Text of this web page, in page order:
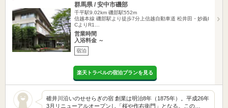
群馬県 / 安中市磯部
千平駅9.02km 磯部駅552m
信越本線 磯部駅より徒歩7分上信越自動車道 松井田・妙義I
CよりR1…
営業時間
入浴料金 ～
宿泊
楽天トラベルの宿泊プランを見る
碓井川沿いのせせらぎの宿 創業は明治8年（1875年）。平成26年
3月リニューアルオープンし「桜や作右衛門」となる。この…